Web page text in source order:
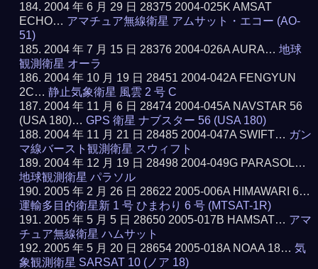
2004 年 6 月 29 日 28375 2004-025K AMSAT
ECHO… アマチュア無線衛星 アムサット・エコー (AO-
51)
2004 年 7 月 15 日 28376 2004-026A AURA…地球
観測衛星 オーラ
2004 年 10 月 19 日 28451 2004-042A FENGYUN
2C…静止気象衛星 風雲 2 号 C
2004 年 11 月 6 日 28474 2004-045A NAVSTAR 56
(USA 180)…GPS 衛星 ナブスター 56 (USA 180)
2004 年 11 月 21 日 28485 2004-047A SWIFT… ガン
マ線バースト観測衛星 スウィフト
2004 年 12 月 19 日 28498 2004-049G PARASOL…
地球観測衛星 パラソル
2005 年 2 月 26 日 28622 2005-006A HIMAWARI 6…
運輸多目的衛星新 1 号 ひまわり 6 号 (MTSAT-1R)
2005 年 5 月 5 日 28650 2005-017B HAMSAT… アマ
チュア無線衛星 ハムサット
2005 年 5 月 20 日 28654 2005-018A NOAA 18…気
象観測衛星 SARSAT 10 (ノア 18)